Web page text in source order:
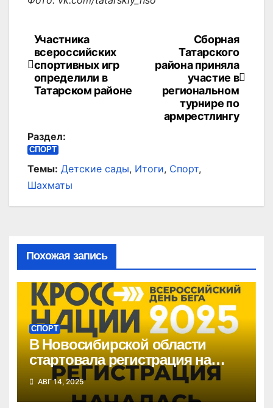
Навигация
по
записям
Сборная
Татарского
района приняла
участие в
региональном
турнире по
армрестлингу
Участника
всероссийских
спортивных игр
определили в
Татарском районе
Раздел:
СПОРТ
Темы: Детские сады, Итоги, Спорт,
Шахматы
Похожая запись
СПОРТ
В Новосибирской области
стартовала регистрация на
«Кросс нации»
АВГ 14, 2025